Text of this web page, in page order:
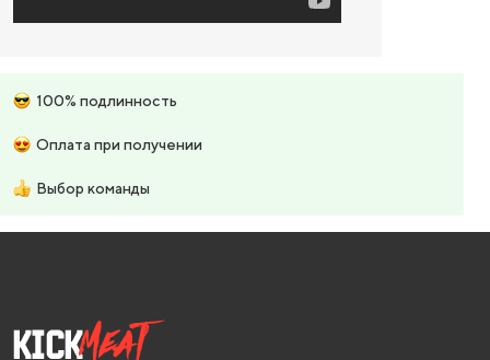
100% подлинность
Оплата при получении
Выбор команды